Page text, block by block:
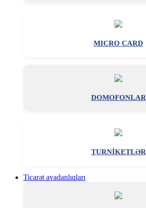
MICRO CARD
DOMOFONLAR
TURNİKETLƏR
Ticarət avadanlıqları